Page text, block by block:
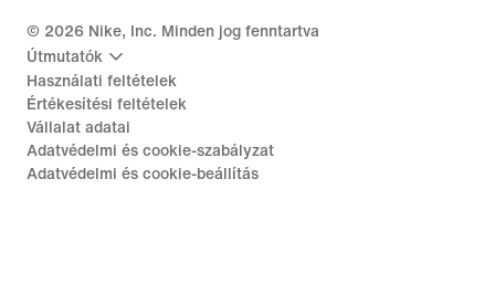
© 2026 Nike, Inc. Minden jog fenntartva
Útmutatók
Használati feltételek
Értékesítési feltételek
Vállalat adatai
Adatvédelmi és cookie-szabályzat
Adatvédelmi és cookie-beállítás